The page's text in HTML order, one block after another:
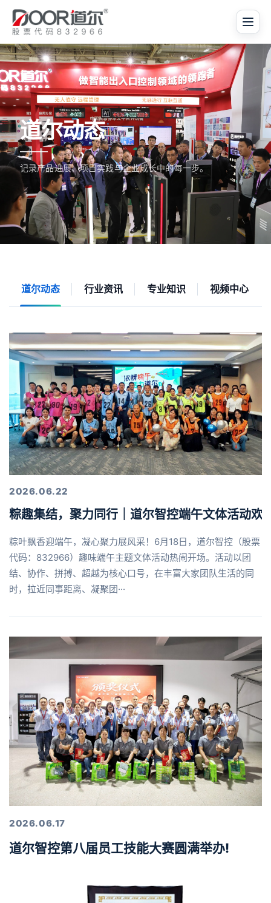
道尔动态
记录产品进展、项目实践与企业成长中的每一步。
道尔动态 行业资讯 专业知识 视频中心
2026.06.22
粽趣集结，聚力同行｜道尔智控端午文体活动欢
粽叶飘香迎端午，凝心聚力展风采！6月18日，道尔智控（股票
代码：832966）趣味端午主题文体活动热闹开场。活动以团
结、协作、拼搏、超越为核心口号，在丰富大家团队生活的同
时，拉近同事距离、凝聚团···
2026.06.17
道尔智控第八届员工技能大赛圆满举办!